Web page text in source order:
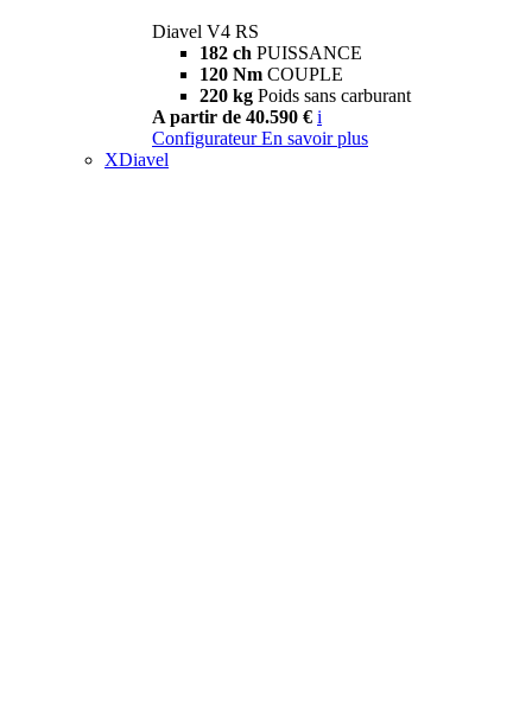
Diavel V4 RS
182 ch PUISSANCE
120 Nm COUPLE
220 kg Poids sans carburant
A partir de 40.590 € i
Configurateur En savoir plus
XDiavel